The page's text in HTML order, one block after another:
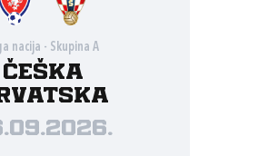
nacija - Skupina A
Češka